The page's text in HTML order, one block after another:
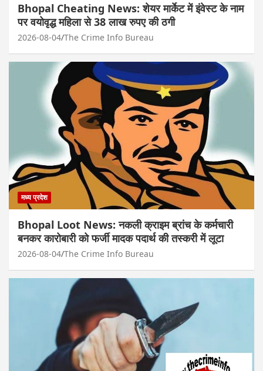
Bhopal Cheating News: शेयर मार्केट में इंवेस्ट के नाम
पर वयोवृद्ध महिला से 38 लाख रुपए की ठगी
2026-08-04 The Crime Info Bureau
मध्य प्रदेश
Bhopal Loot News: नकली क्राइम ब्रांच के कर्मचारी
बनकर कारोबारी को फर्जी मादक पदार्थ की तस्करी में लूटा
2026-08-04 The Crime Info Bureau